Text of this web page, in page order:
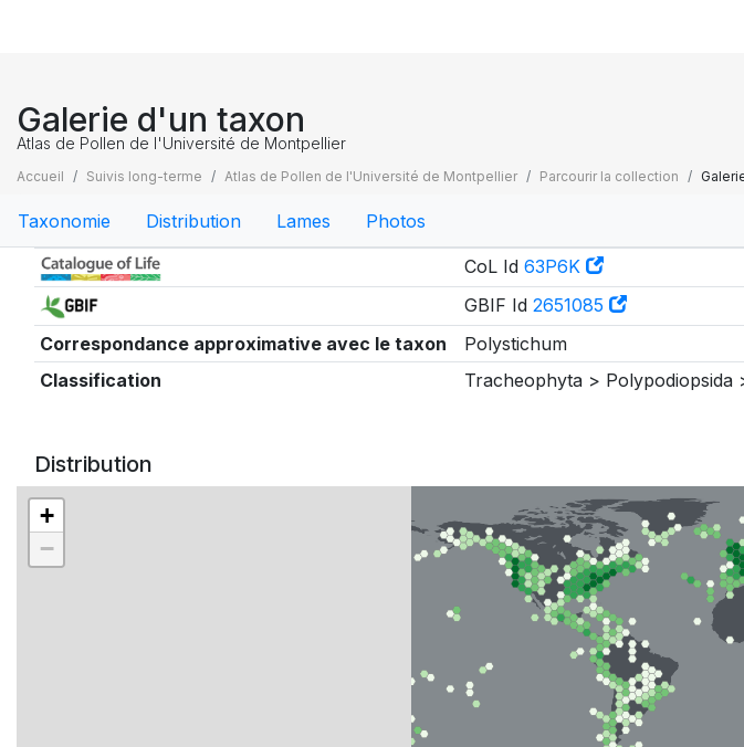
Galerie d'un taxon
Atlas de Pollen de l'Université de Montpellier
Accueil Suivis long-terme Atlas de Pollen de l'Université de Montpellier Parcourir la collection
Taxonomie Distribution Lames Photos
Taxonomie
CoL Id 63P6K
GBIF Id 2651085
Correspondance approximative avec le taxon
Polystichum
Classification
Tracheophyta > Polypodiopsida
Distribution
+
−